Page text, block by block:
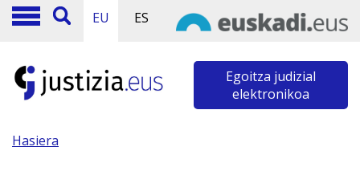
EU ES
Egoitza judizial
elektronikoa
Hasiera